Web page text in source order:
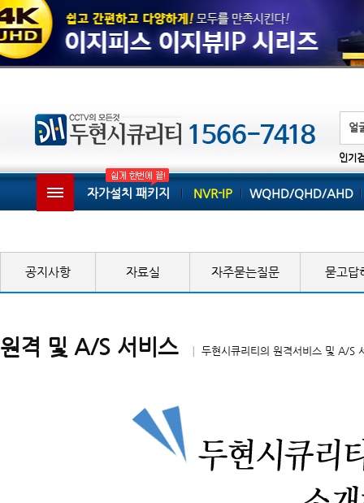
인기
자가설치 패키지 NVR-IP WQHD/QHD/AHD
공지사항 자료실 자주묻는질문 묻고답
원격 및 A/S 서비스 │ 두현시큐리티의 원격서비스 및 A/S